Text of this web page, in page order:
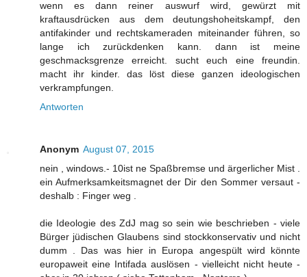
wenn es dann reiner auswurf wird, gewürzt mit
kraftausdrücken aus dem deutungshoheitskampf, den
antifakinder und rechtskameraden miteinander führen, so
lange ich zurückdenken kann. dann ist meine
geschmacksgrenze erreicht. sucht euch eine freundin.
macht ihr kinder. das löst diese ganzen ideologischen
verkrampfungen.
Antworten
Anonym August 07, 2015
nein , windows.- 10ist ne Spaßbremse und ärgerlicher Mist .
ein Aufmerksamkeitsmagnet der Dir den Sommer versaut -
deshalb : Finger weg .
die Ideologie des ZdJ mag so sein wie beschrieben - viele
Bürger jüdischen Glaubens sind stockkonservativ und nicht
dumm . Das was hier in Europa angespült wird könnte
europaweit eine Intifada auslösen - vielleicht nicht heute -